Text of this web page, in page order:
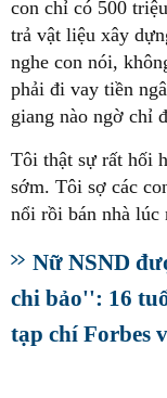
con chỉ có 500
trả vật liệu xây
nghe con nói,
phải đi vay tiền
giang nào ngờ chỉ
Tôi thật sự rất hối
sớm. Tôi sợ các
nổi rồi bán nhà lúc
Nữ NSND
chi bảo'': 16
tạp chí Forbes